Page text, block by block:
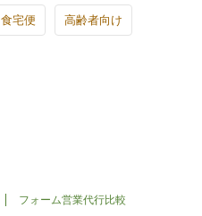
食宅便 高齢者向け
フォーム営業代行比較